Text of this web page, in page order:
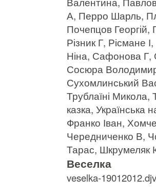
А, Перро Шарль,
Почепцов
Різник Г, Рісмане
Ніна, Сафонова Г,
Сосюра
Сухомлинський
Трублаїні Микола,
казка, Українська
Франко Іван,
Чередниченко В,
Тарас, Шкрумеляк
Веселка
veselka-